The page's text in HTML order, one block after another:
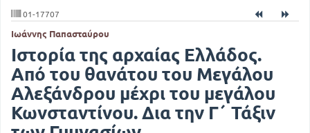
01-17707
Ιωάννης Παπασταύρου
Ιστορία της αρχαίας Ελλάδος.
Από του θανάτου του Μεγάλου
Αλεξάνδρου μέχρι του μεγάλου
Κωνσταντίνου. Δια την Γ΄ Τάξιν